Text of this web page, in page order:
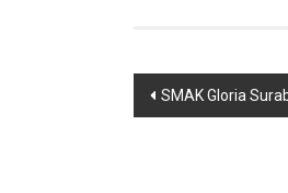
Post
SMAK Gloria